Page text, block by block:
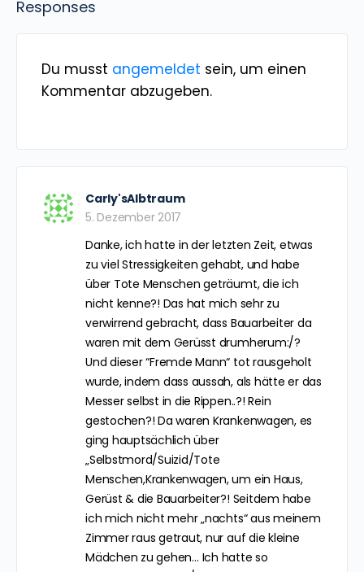
Responses
Du musst angemeldet sein, um einen
Kommentar abzugeben.
Carly'sAlbtraum
5. Dezember 2017
Danke, ich hatte in der letzten Zeit, etwas
zu viel Stressigkeiten gehabt, und habe
über Tote Menschen geträumt, die ich
nicht kenne?! Das hat mich sehr zu
verwirrend gebracht, dass Bauarbeiter da
waren mit dem Gerüsst drumherum:/?
Und dieser “Fremde Mann“ tot rausgeholt
wurde, indem dass aussah, als hätte er das
Messer selbst in die Rippen..?! Rein
gestochen?! Da waren Krankenwagen, es
ging hauptsächlich über
„Selbstmord/Suizid/Tote
Menschen,Krankenwagen, um ein Haus,
Gerüst & die Bauarbeiter?! Seitdem habe
ich mich nicht mehr „nachts“ aus meinem
Zimmer raus getraut, nur auf die kleine
Mädchen zu gehen… Ich hatte so